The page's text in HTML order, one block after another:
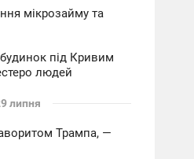
мікрозайму та
під Кривим
людей
липня
Трампа, —